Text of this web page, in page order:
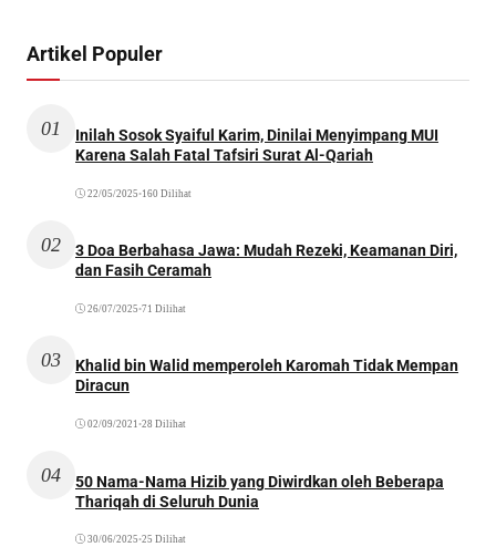
Artikel Populer
01
Inilah Sosok Syaiful Karim, Dinilai Menyimpang MUI
Karena Salah Fatal Tafsiri Surat Al-Qariah
22/05/2025 •160 Dilihat
02
3 Doa Berbahasa Jawa: Mudah Rezeki, Keamanan Diri,
dan Fasih Ceramah
26/07/2025 •71 Dilihat
03
Khalid bin Walid memperoleh Karomah Tidak Mempan
Diracun
02/09/2021 •28 Dilihat
04
50 Nama-Nama Hizib yang Diwirdkan oleh Beberapa
Thariqah di Seluruh Dunia
30/06/2025 •25 Dilihat